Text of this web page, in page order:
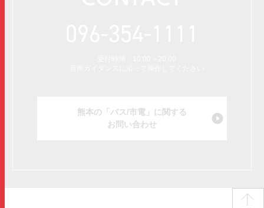
熊本の「バス/市電」に関する
お問い合わせ